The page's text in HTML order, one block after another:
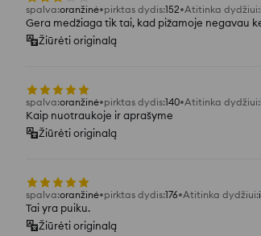
spalva:oranžinė pirktas dydis:152 Atitinka dydžiui:
Gera medžiaga tik tai, kad pižamoje negavau
Žiūrėti originalą
spalva:oranžinė pirktas dydis:140 Atitinka dydžiui:
Kaip nuotraukoje ir aprašyme
Žiūrėti originalą
spalva:oranžinė pirktas dydis:176 Atitinka dydžiui:
Tai yra puiku.
Žiūrėti originalą